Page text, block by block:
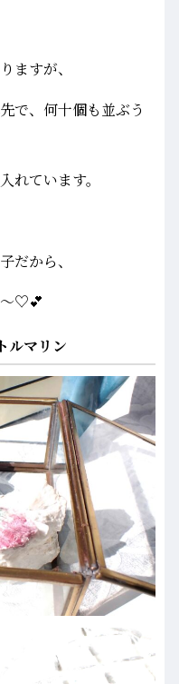
ますが、
で、何十個も並ぶう
れています。
だから、
～♡💕
マリン